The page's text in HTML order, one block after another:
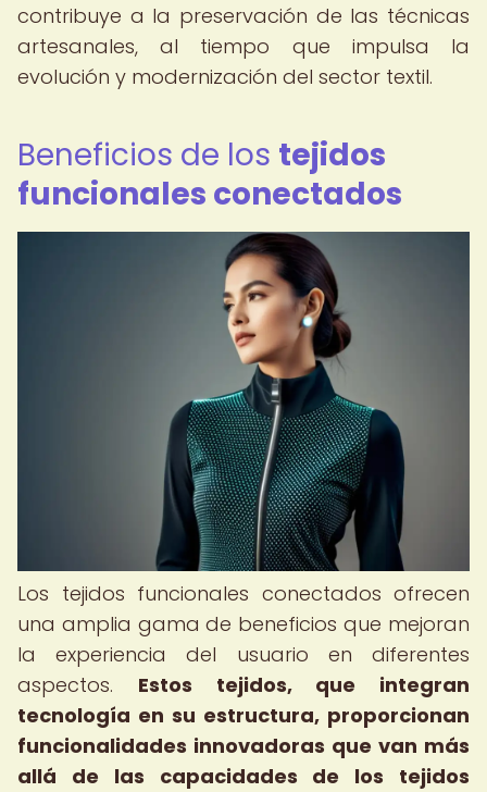
contribuye a la preservación de las técnicas
artesanales, al tiempo que impulsa la
evolución y modernización del sector textil.
Beneficios de los tejidos
funcionales conectados
Los tejidos funcionales conectados ofrecen
una amplia gama de beneficios que mejoran
la experiencia del usuario en diferentes
aspectos. Estos tejidos, que integran
tecnología en su estructura, proporcionan
funcionalidades innovadoras que van más
allá de las capacidades de los tejidos